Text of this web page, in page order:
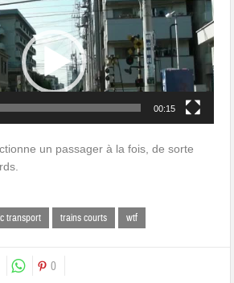
00:15
un passager à la fois, de sorte
transport trains courts wtf
0